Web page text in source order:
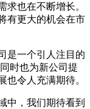
求也在不断增长。
有更大的机会在市
一个引人注目的
时也为新公司提
也令人充满期待。
，我们期待看到